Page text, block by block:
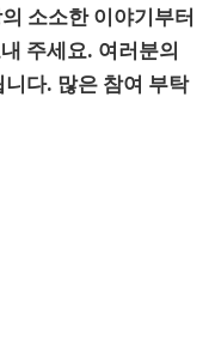
소소한 이야기부터
주세요. 여러분의
다. 많은 참여 부탁